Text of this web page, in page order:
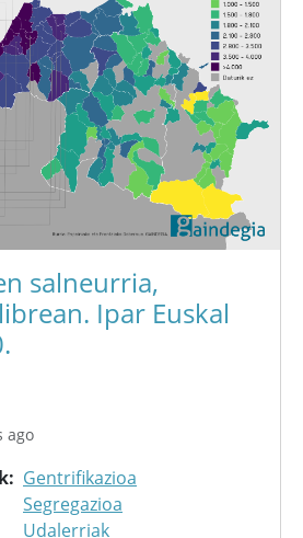
salneurria,
Ipar Euskal
ago
Gentrifikazioa
Segregazioa
Udalerriak